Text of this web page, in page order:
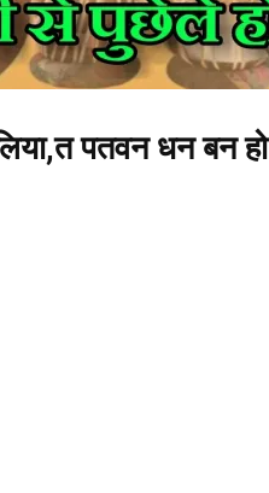
पतवन धन बन हो